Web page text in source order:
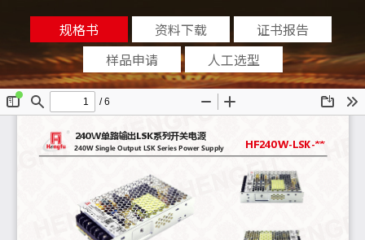
规格书 资料下载
证书报告
样品申请
人工选型